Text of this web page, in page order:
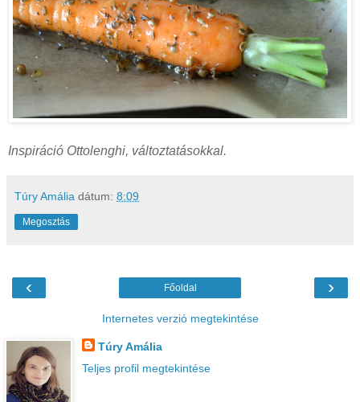
Inspiráció Ottolenghi, változtatásokkal.
Túry Amália dátum: 8:09
Megosztás
‹ ›
Főoldal
Internetes verzió megtekintése
Túry Amália
Teljes profil megtekintése